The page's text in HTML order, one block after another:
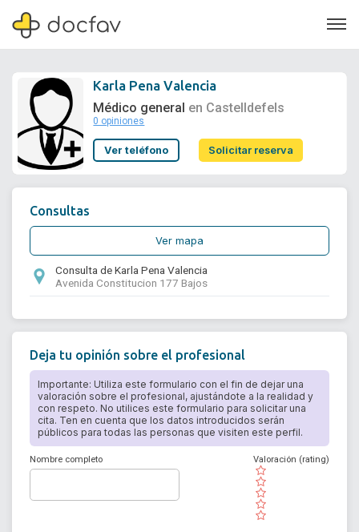
Soporte
Karla Pena Valencia
Médico general en Castelldefels
0 opiniones
Ver teléfono Solicitar reserva
Consultas
Ver mapa
Consulta de Karla Pena Valencia
Avenida Constitucion 177 Bajos
Deja tu opinión sobre el profesional
Importante: Utiliza este formulario con el fin de dejar una
valoración sobre el profesional, ajustándote a la realidad y
con respeto. No utilices este formulario para solicitar una
cita. Ten en cuenta que los datos introducidos serán
públicos para todas las personas que visiten este perfil.
Nombre completo
( )
( )
( )
( )
( )
Valoración (rating)